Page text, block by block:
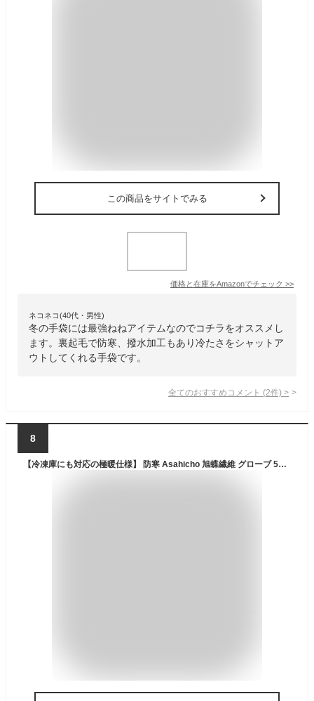
この商品をサイトでみる
価格と在庫をAmazonでチェック >>
ネコネコ(40代・男性)
冬の手袋には最強ねねアイテムなのでコチラをオススメし
ます。裏起毛で防寒、撥水加工もあり冷たさをシャットア
ウトしてくれる手袋です。
全てのおすすめコメント (2件) >
8
【冷凍庫にも対応の極暖仕様】 防寒 Asahicho 旭蝶繊維 グローブ 51007 防寒 あたたかい 冬用 防寒 インナー メンズ レディース 手袋 バイク アウトドア バイク サイクリング キャンプ 登山 釣り手袋 バイク アウトドア バイク サイクリング キャンプ 登山 釣り